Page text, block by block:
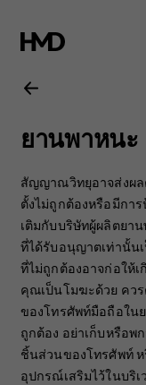
คู่มือ
ผู้
ใช้
Nokia
105
4G
ยานพาหนะ
สัญญาณวิทยุอาจส่งผ
ตั้งไม่ถูกต้องหรือมีกา
เติมกับบริษัทผู้ผลิตยา
ที่ได้รับอนุญาตเท่านั้น
ที่ไม่ถูกต้องอาจก่อให้
คุณเป็นโมฆะด้วย คว
ของโทรศัพท์มือถือใน
ถูกต้อง อย่าเก็บหรือพ
ชิ้นส่วนของโทรศัพท์
อุปกรณ์เสริมไว้ในบริ